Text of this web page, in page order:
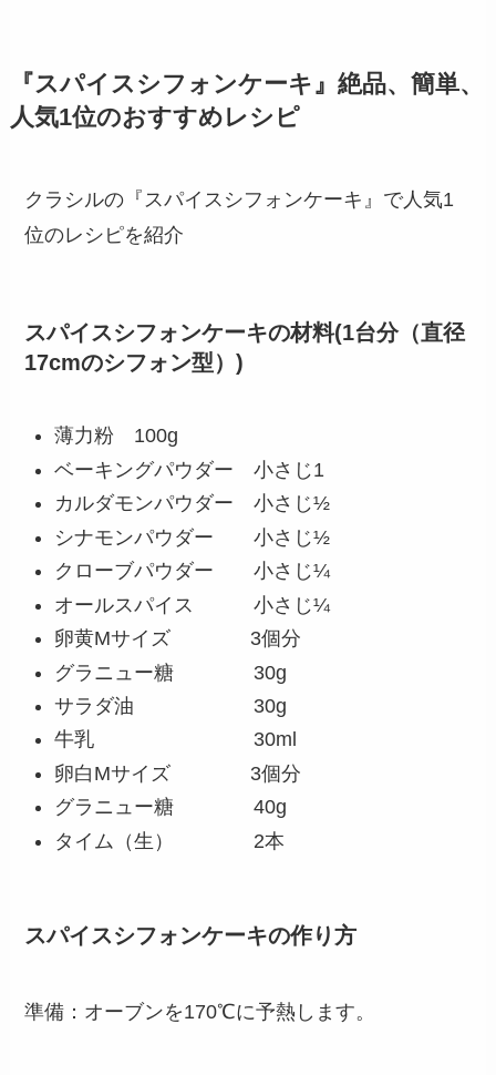
『スパイスシフォンケーキ』絶品、簡単、
人気1位のおすすめレシピ
クラシルの『スパイスシフォンケーキ』で人気1
位のレシピを紹介
スパイスシフォンケーキの材料(1台分（直径
17cmのシフォン型）)
薄力粉 100g
ベーキングパウダー 小さじ1
カルダモンパウダー 小さじ½
シナモンパウダー 小さじ½
クローブパウダー 小さじ¼
オールスパイス 小さじ¼
卵黄Mサイズ 3個分
グラニュー糖 30g
サラダ油 30g
牛乳 30ml
卵白Mサイズ 3個分
グラニュー糖 40g
タイム（生） 2本
スパイスシフォンケーキの作り方
準備：オーブンを170℃に予熱します。